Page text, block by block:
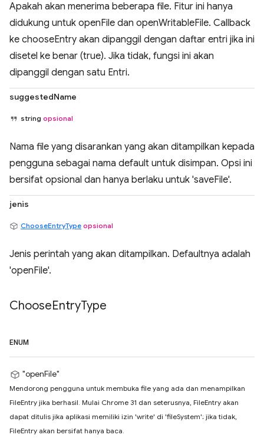
Apakah akan menerima beberapa file. Fitur ini hanya
didukung untuk openFile dan openWritableFile. Callback
ke chooseEntry akan dipanggil dengan daftar entri jika ini
disetel ke benar (true). Jika tidak, fungsi ini akan
dipanggil dengan satu Entri.
suggestedName
string opsional
Nama file yang disarankan yang akan ditampilkan kepada
pengguna sebagai nama default untuk disimpan. Opsi ini
bersifat opsional dan hanya berlaku untuk 'saveFile'.
jenis
ChooseEntryType opsional
Jenis perintah yang akan ditampilkan. Defaultnya adalah
'openFile'.
ChooseEntryType
ENUM
"openFile"
Mendorong pengguna untuk membuka file yang ada dan menampilkan
FileEntry jika berhasil. Mulai Chrome 31 dan seterusnya, FileEntry akan
dapat ditulis jika aplikasi memiliki izin 'write' di 'fileSystem'; jika tidak,
FileEntry akan bersifat hanya baca.